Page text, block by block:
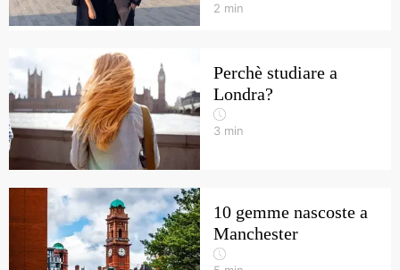
2 min
Perchè studiare a
Londra?
3 min
10 gemme nascoste a
Manchester